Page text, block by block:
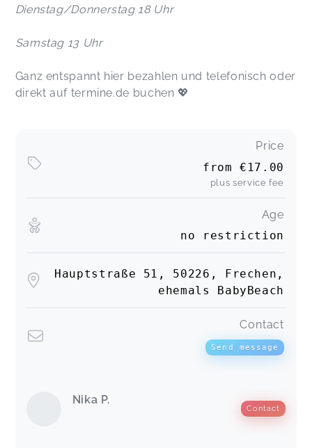
Dienstag/Donnerstag 18 Uhr
Samstag 13 Uhr
Ganz entspannt hier bezahlen und telefonisch oder
direkt auf termine.de buchen 💖
Price
from€17.00
plus service fee
Age
no restriction
Hauptstraße 51, 50226, Frechen,
ehemals BabyBeach
Contact
Send message
Nika P.
Contact